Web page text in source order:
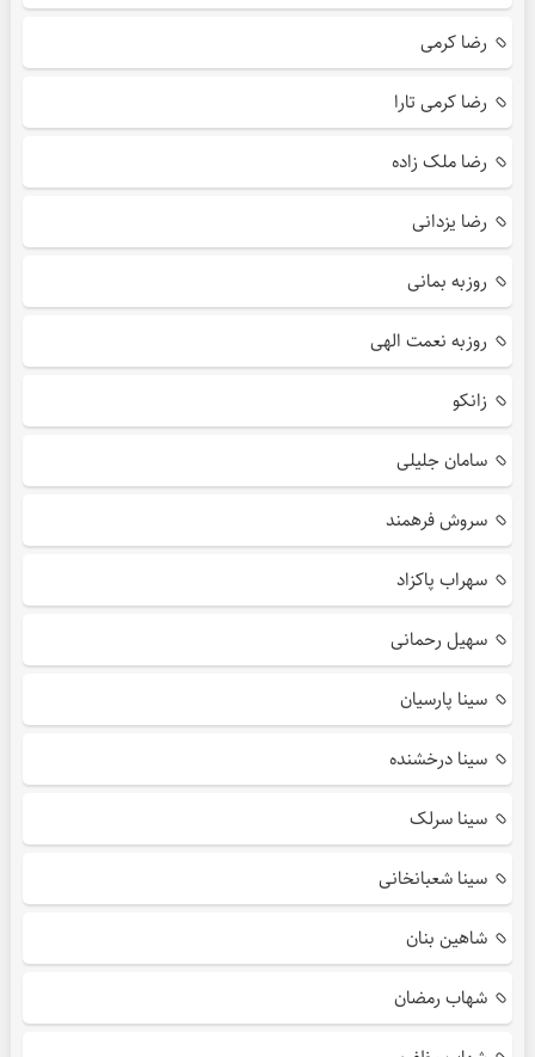
رضا کرمی
رضا کرمی تارا
رضا ملک زاده
رضا یزدانی
روزبه بمانی
روزبه نعمت الهی
زانکو
سامان جلیلی
سروش فرهمند
سهراب پاکزاد
سهیل رحمانی
سینا پارسیان
سینا درخشنده
سینا سرلک
سینا شعبانخانی
شاهین بنان
شهاب رمضان